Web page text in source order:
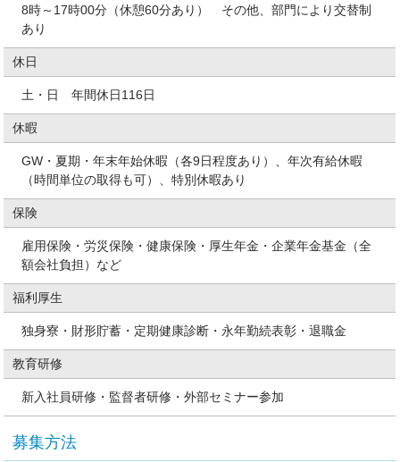
8時～17時00分（休憩60分あり） その他、部門により交替制
あり
休日
土・日 年間休日116日
休暇
GW・夏期・年末年始休暇（各9日程度あり）、年次有給休暇
（時間単位の取得も可）、特別休暇あり
保険
雇用保険・労災保険・健康保険・厚生年金・企業年金基金（全
額会社負担）など
福利厚生
独身寮・財形貯蓄・定期健康診断・永年勤続表彰・退職金
教育研修
新入社員研修・監督者研修・外部セミナー参加
募集方法